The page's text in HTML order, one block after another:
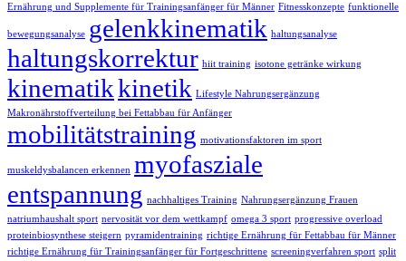
Ernährung und Supplemente für Trainingsanfänger für Männer Fitnesskonzepte funktionelle
bewegungsanalyse gelenkkinematik haltungsanalyse
haltungskorrektur hiit training isotone getränke wirkung
kinematikkinetik Lifestyle Nahrungsergänzung
Makronährstoffverteilung bei Fettabbau für Anfänger
mobilitätstraining motivationsfaktoren im sport
muskeldysbalancen erkennen myofasziale
entspannung nachhaltiges Training Nahrungsergänzung Frauen
natriumhaushalt sport nervosität vor dem wettkampf omega 3 sport progressive overload
proteinbiosynthese steigern pyramidentraining richtige Ernährung für Fettabbau für Männer
richtige Ernährung für Trainingsanfänger für Fortgeschrittene screeningverfahren sport split